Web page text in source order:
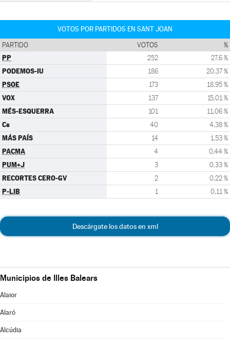
VOTOS POR PARTIDOS EN SANT JOAN
PARTIDO VOTOS %
PP 252 27,6 %
PODEMOS-IU 186 20,37 %
PSOE 173 18,95 %
VOX 137 15,01 %
MÉS-ESQUERRA 101 11,06 %
Cs 40 4,38 %
MÁS PAÍS 14 1,53 %
PACMA 4 0,44 %
PUM+J 3 0,33 %
RECORTES CERO-GV 2 0,22 %
P-LIB 1 0,11 %
Descárgate los datos en xml
Municipios de Illes Balears
Alaior
Alaró
Alcúdia